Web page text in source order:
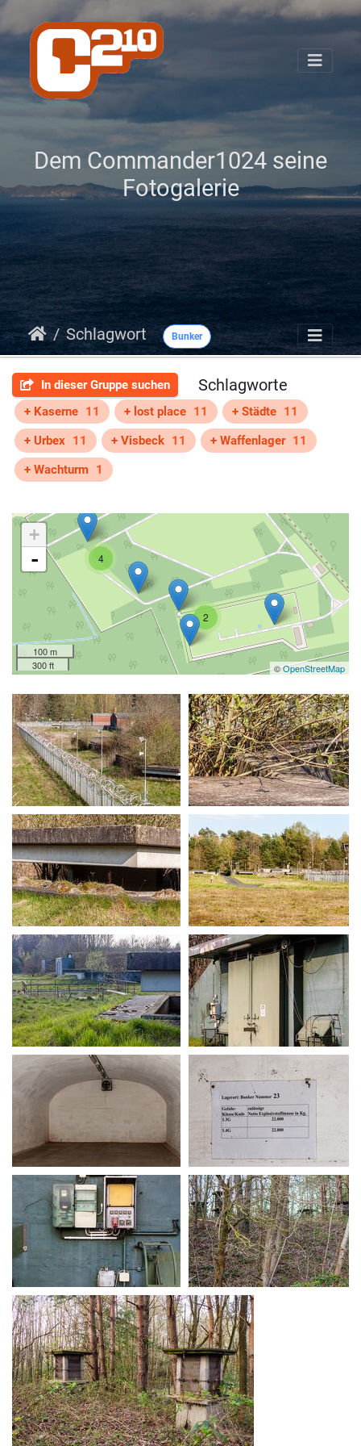
Dem Commander1024 seine
Fotogalerie
Schlagwort Bunker
In dieser Gruppe suchen Schlagworte
+ Kaserne 11 + lost place 11 + Städte 11
+ Urbex 11 + Visbeck 11 + Waffenlager 11
+ Wachturm 1
4
2
+
-
100 m
300 ft
©OpenStreetMap
MG 0051 MG 0071
MG 0074 MG 0079
MG 0262 MG 0278
MG 0304 MG 0305
MG 0307 MG 0319